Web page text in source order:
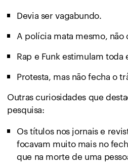
Devia ser vagabundo.
A polícia mata mesmo, não
Rap e Funk estimulam toda
Protesta, mas não fecha o
Outras curiosidades que
pesquisa:
Os títulos nos jornais e
focavam muito mais no
que na morte de uma